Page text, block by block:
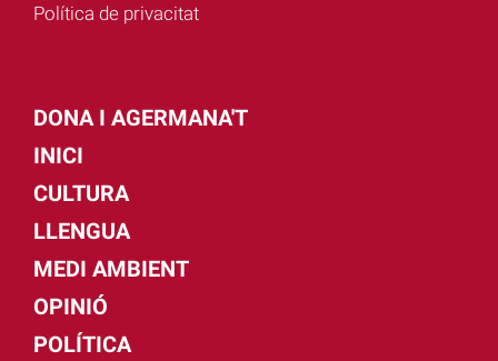
Política de privacitat
DONA I AGERMANA'T
INICI
CULTURA
LLENGUA
MEDI AMBIENT
OPINIÓ
POLÍTICA